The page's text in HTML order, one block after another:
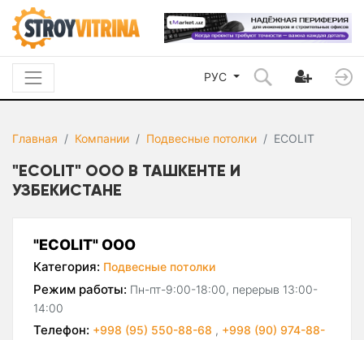
РУС
Главная Компании Подвесные потолки ECOLIT
"ECOLIT" ООО В ТАШКЕНТЕ И
УЗБЕКИСТАНЕ
"ECOLIT" ООО
Категория: Подвесные потолки
Режим работы: Пн-пт-9:00-18:00, перерыв 13:00-
14:00
Телефон: +998 (95) 550-88-68 , +998 (90) 974-88-